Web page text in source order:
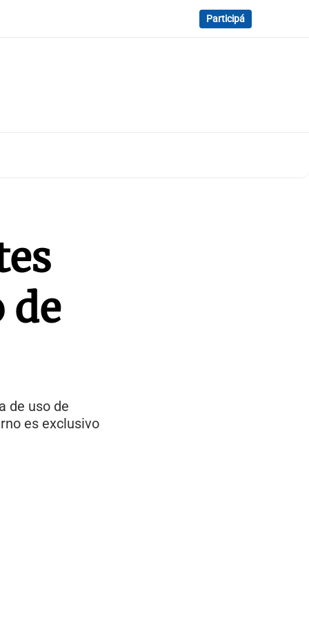
Participá
de
de uso de
es exclusivo